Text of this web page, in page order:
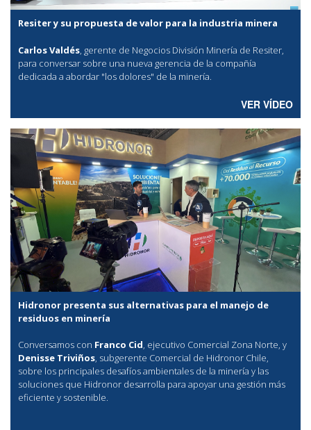
Resiter y su propuesta de valor para la industria minera
Carlos Valdés, gerente de Negocios División Minería de Resiter,
para conversar sobre una nueva gerencia de la compañía
dedicada a abordar "los dolores" de la minería.
VER VÍDEO
Hidronor presenta sus alternativas para el manejo de
residuos en minería
Conversamos con Franco Cid, ejecutivo Comercial Zona Norte, y
Denisse Triviños, subgerente Comercial de Hidronor Chile,
sobre los principales desafíos ambientales de la minería y las
soluciones que Hidronor desarrolla para apoyar una gestión más
eficiente y sostenible.